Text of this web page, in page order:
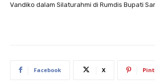
Vandiko dalam Silaturahmi di Rumdis Bupati
Facebook X